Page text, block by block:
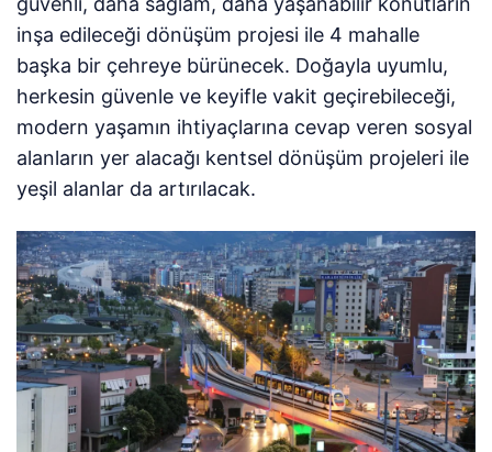
inşa edileceği dönüşüm projesi ile 4 mahalle
başka bir çehreye bürünecek. Doğayla uyumlu,
herkesin güvenle ve keyifle vakit geçirebileceği,
modern yaşamın ihtiyaçlarına cevap veren sosyal
alanların yer alacağı kentsel dönüşüm projeleri ile
yeşil alanlar da artırılacak.